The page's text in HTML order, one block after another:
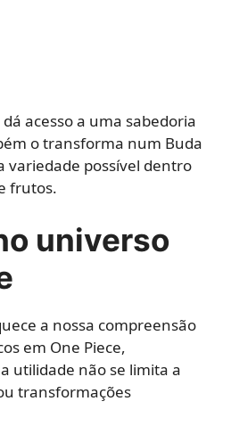
acesso a uma sabedoria
o transforma num Buda
variedade possível dentro
frutos.
universo
a nossa compreensão
em One Piece,
utilidade não se limita a
transformações